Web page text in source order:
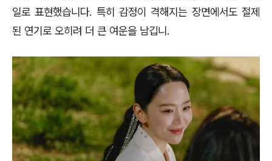
일로 표현했습니다. 특히 감정이 격해지는 장면에서도 절제
된 연기로 오히려 더 큰 여운을 남깁니.